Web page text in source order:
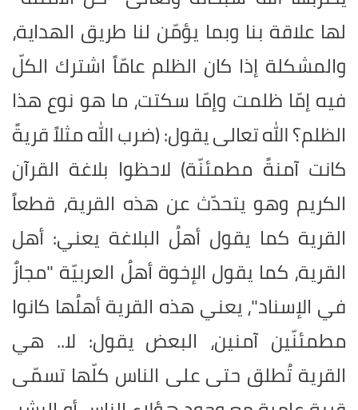
لها علاقة بنا وبما يؤمّن لنا طريق الهداية،
والمشكلة إذا كان الظلم عامّاً اشترك الكلّ
فيه إمّا ظلمت وإمّا سكتت، ما هو نوع هذا
الظلم؟ الله تعالى يقول: (ضرب الله مثلاً قريةً
كانت آمنةً مطمئنّة) لاحظوا بلاغة القرآن
الكريم وهو يتحدّث عن هذه القرية، قطعاً
القرية كما يقول أهلُ البلاغة يعني: أهل
القرية، كما يقول الإخوة أهلُ العربيّة "مجازٌ
في الإسناد"، يعني هذه القرية أهلُها كانوا
مطمئنّين آمنين، البعض يقول: لا.. هي
القرية تُطلق حتى على الناس كلّها تسمّى